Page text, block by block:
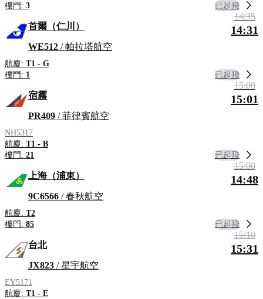
樓門: 3 已起飛
首爾（仁川）
WE512 / 帕拉塔航空
航廈: T1 - G
樓門: 1
14:35
14:31
已起飛
宿霧
PR409 / 菲律賓航空
NH5317
航廈: T1 - B
樓門: 21
15:00
15:01
已起飛
上海（浦東）
9C6566 / 春秋航空
航廈: T2
樓門: 85
15:00
14:48
已起飛
台北
JX823 / 星宇航空
EY5171
航廈: T1 - E
15:10
15:31